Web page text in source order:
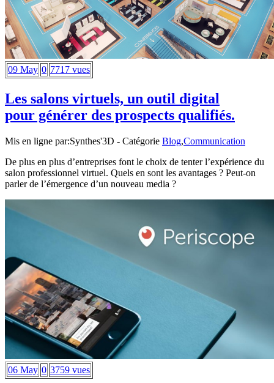
09 May 0 7717 vues
Les salons virtuels, un outil digital
pour générer des prospects qualifiés.
Mis en ligne par:Synthes'3D - Catégorie Blog,Communication
De plus en plus d’entreprises font le choix de tenter l’expérience du
salon professionnel virtuel. Quels en sont les avantages ? Peut-on
parler de l’émergence d’un nouveau media ?
06 May 0 3759 vues